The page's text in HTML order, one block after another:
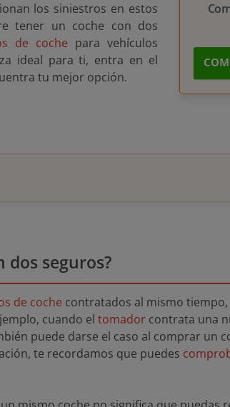
los siniestros en estos
tener un coche con dos
de coche para vehículos
ideal para ti, entra en el
tu mejor opción.
dos seguros?
de coche contratados al mismo tiempo,
cuando el tomador contrata una
puede darse el caso al comprar un
te recordamos que puedes